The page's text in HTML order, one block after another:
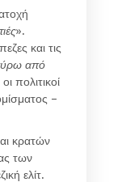
».
και τις
από
πολιτικοί
–
κρατών
των
ελίτ.